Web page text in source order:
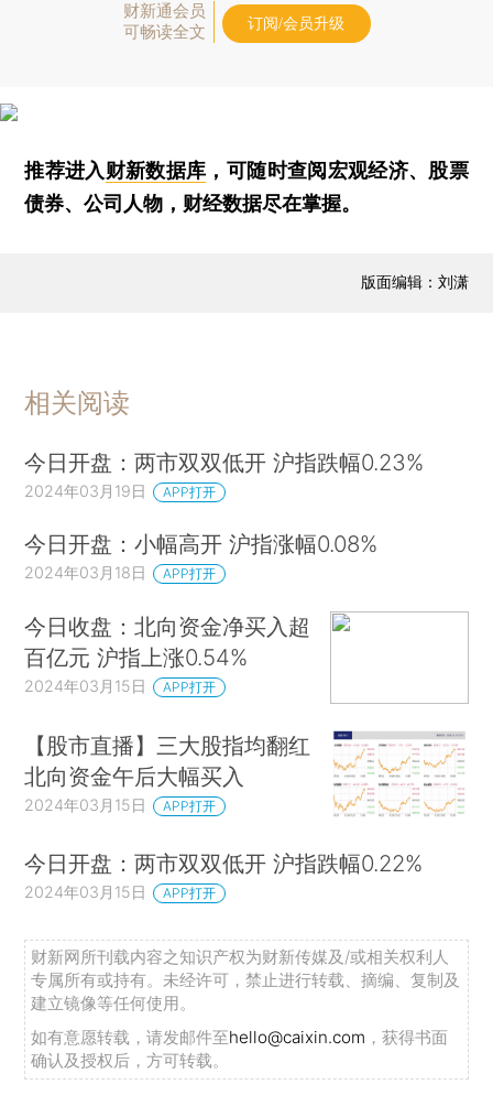
财新通会员
可畅读全文
订阅/会员升级
推荐进入财新数据库 ，可随时查阅宏观经济、股票
债券、公司人物，财经数据尽在掌握。
版面编辑：刘潇
相关阅读
今日开盘：两市双双低开 沪指跌幅0.23%
2024年03月19日 APP打开
今日开盘：小幅高开 沪指涨幅0.08%
2024年03月18日 APP打开
今日收盘：北向资金净买入超
百亿元 沪指上涨0.54%
2024年03月15日 APP打开
【股市直播】三大股指均翻红
北向资金午后大幅买入
2024年03月15日 APP打开
今日开盘：两市双双低开 沪指跌幅0.22%
2024年03月15日 APP打开
财新网所刊载内容之知识产权为财新传媒及/或相关权利人
专属所有或持有。未经许可，禁止进行转载、摘编、复制及
建立镜像等任何使用。
如有意愿转载，请发邮件至hello@caixin.com ，获得书面
确认及授权后，方可转载。